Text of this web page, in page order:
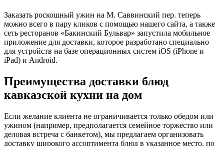
Заказать роскошный ужин на М. Саввинский пер. теперь
можно всего в пару кликов с помощью нашего сайта, а также
сеть ресторанов «Бакинский Бульвар» запустила мобильное
приложение для доставки, которое разработано специально
для устройств на базе операционных систем iOS (iPhone и
iPad) и Android.
Преимущества доставки блюд
кавказской кухни на дом
Если желание клиента не ограничивается только обедом или
ужином (например, предполагается семейное торжество или
деловая встреча с банкетом), мы предлагаем организовать
доставку широкого ассортимента блюд в указанное место, по